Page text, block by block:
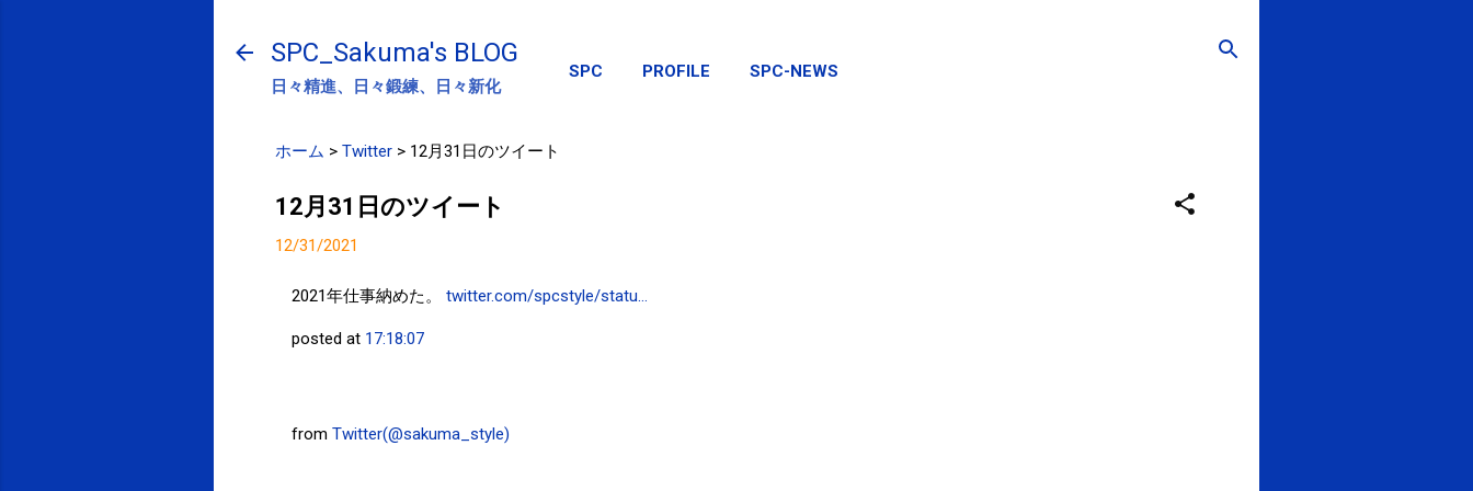
SPC_Sakuma's BLOG
日々精進、日々鍛練、日々新化
SPC PROFILE SPC-NEWS
ホーム > Twitter > 12月31日のツイート
12月31日のツイート
12/31/2021
2021年仕事納めた。 twitter.com/spcstyle/statu…
posted at 17:18:07
from Twitter(@sakuma_style)